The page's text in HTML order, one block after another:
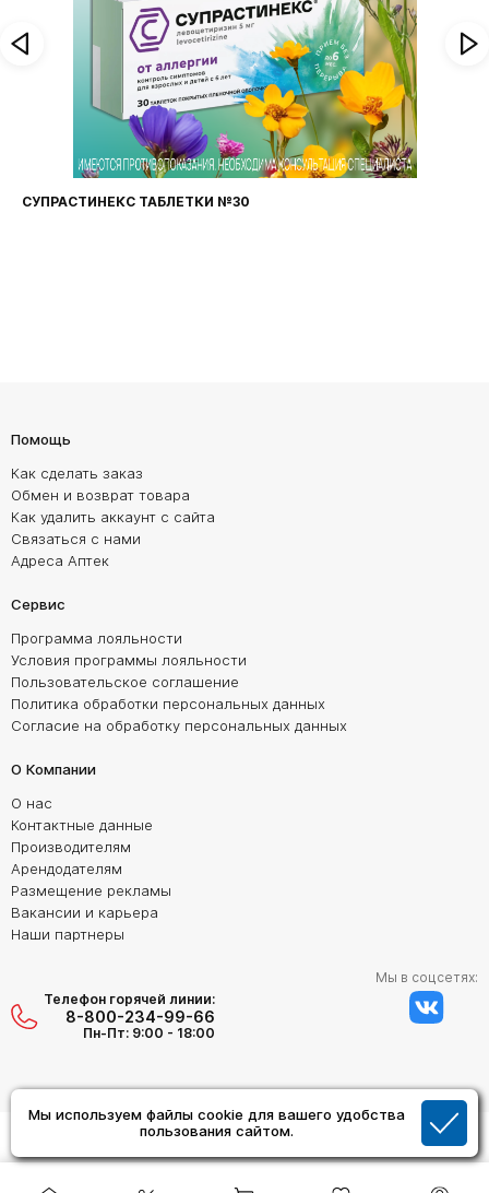
Мы используем файлы cookie для вашего удобства
пользования сайтом.
СУПРАСТИНЕКС ТАБЛЕТКИ №30
Помощь
Как сделать заказ
Обмен и возврат товара
Как удалить аккаунт с сайта
Связаться с нами
Адреса Аптек
Сервис
Программа лояльности
Условия программы лояльности
Пользовательское соглашение
Политика обработки персональных данных
Согласие на обработку персональных данных
О Компании
О нас
Контактные данные
Производителям
Арендодателям
Размещение рекламы
Вакансии и карьера
Наши партнеры
Телефон горячей линии:
8-800-234-99-66
Пн-Пт: 9:00 - 18:00
Мы в соцсетях: